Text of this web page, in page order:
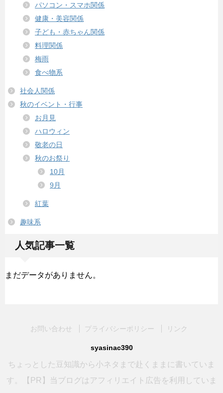
パソコン・スマホ関係
健康・美容関係
子ども・赤ちゃん関係
料理関係
梅雨
食べ物系
社会人関係
秋のイベント・行事
お月見
ハロウィン
敬老の日
秋のお祭り
10月
9月
紅葉
趣味系
人気記事一覧
まだデータがありません。
お問い合わせ プライバシーポリシー リンク
syasinac390
ちょっとした豆知識から小ネタまで赴くままに書いていま
す。【PR】当ブログはアフィリエイト広告を利用していま